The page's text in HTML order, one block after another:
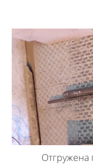
Отгружена